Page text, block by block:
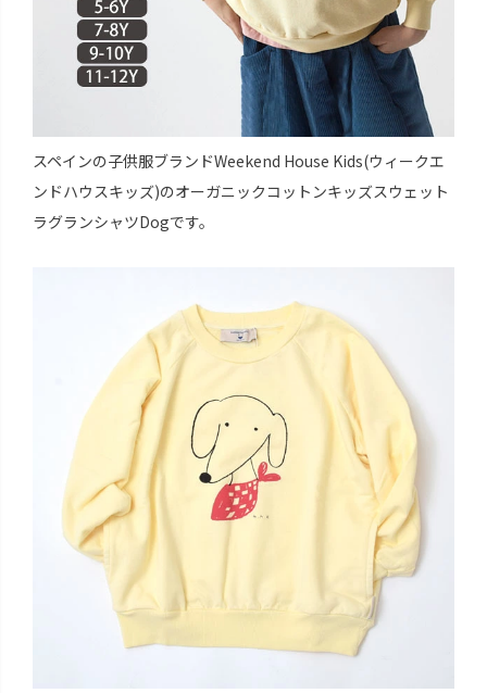
スペインの子供服ブランドWeekend House Kids(ウィークエ
ンドハウスキッズ)のオーガニックコットンキッズスウェット
ラグランシャツDogです。